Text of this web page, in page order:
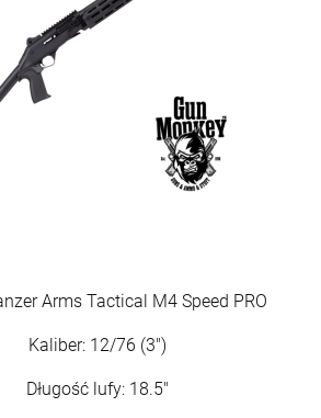
Arms Tactical M4 Speed PRO
Kaliber: 12/76 (3")
Długość lufy: 18.5"